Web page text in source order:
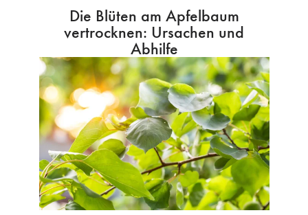
Die Blüten am Apfelbaum
vertrocknen: Ursachen und
Abhilfe